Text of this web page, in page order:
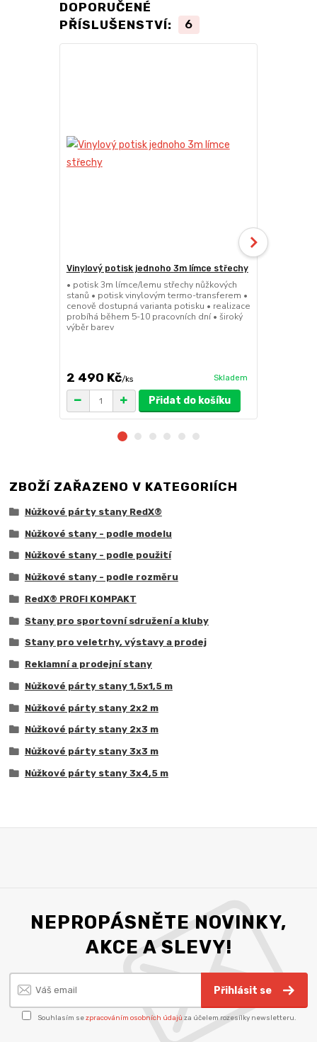
DOPORUČENÉ
PŘÍSLUŠENSTVÍ:
6
Vinylový potisk jednoho 3m límce střechy
• potisk 3m límce/lemu střechy nůžkových
stanů • potisk vinylovým termo-transferem •
cenově dostupná varianta potisku • realizace
probíhá během 5-10 pracovních dní • široký
výběr barev
2 490 Kč/ks Skladem
Přidat do košíku
ZBOŽÍ ZAŘAZENO V KATEGORIÍCH
Nůžkové párty stany RedX®
Nůžkové stany - podle modelu
Nůžkové stany - podle použití
Nůžkové stany - podle rozměru
RedX® PROFI KOMPAKT
Stany pro sportovní sdružení a kluby
Stany pro veletrhy, výstavy a prodej
Reklamní a prodejní stany
Nůžkové párty stany 1,5x1,5 m
Nůžkové párty stany 2x2 m
Nůžkové párty stany 2x3 m
Nůžkové párty stany 3x3 m
Nůžkové párty stany 3x4,5 m
NEPROPÁSNĚTE NOVINKY,
AKCE A SLEVY!
Přihlásit se
Souhlasím sezpracováním osobních údajů za účelem rozesílky newsletteru.